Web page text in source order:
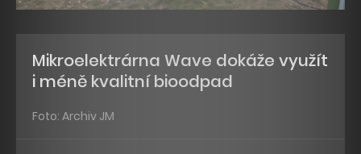
Mikroelektrárna Wave dokáže využít
i méně kvalitní bioodpad
Foto: Archiv JM